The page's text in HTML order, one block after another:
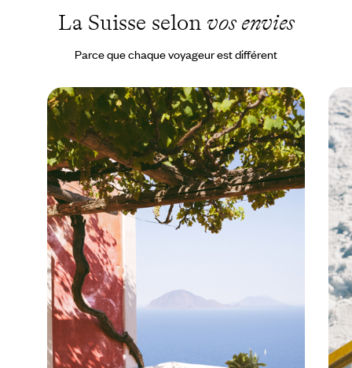
La Suisse selon vos envies
Parce que chaque voyageur est différent